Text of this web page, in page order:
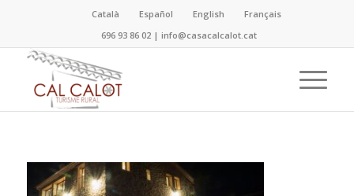
Català Español English
Français
696 93 86 02 |info@casacalcalot.cat